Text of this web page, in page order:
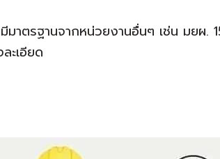
ตรฐานจากหน่วยงานอื่นๆ เช่น มยผ.
ะเอียด